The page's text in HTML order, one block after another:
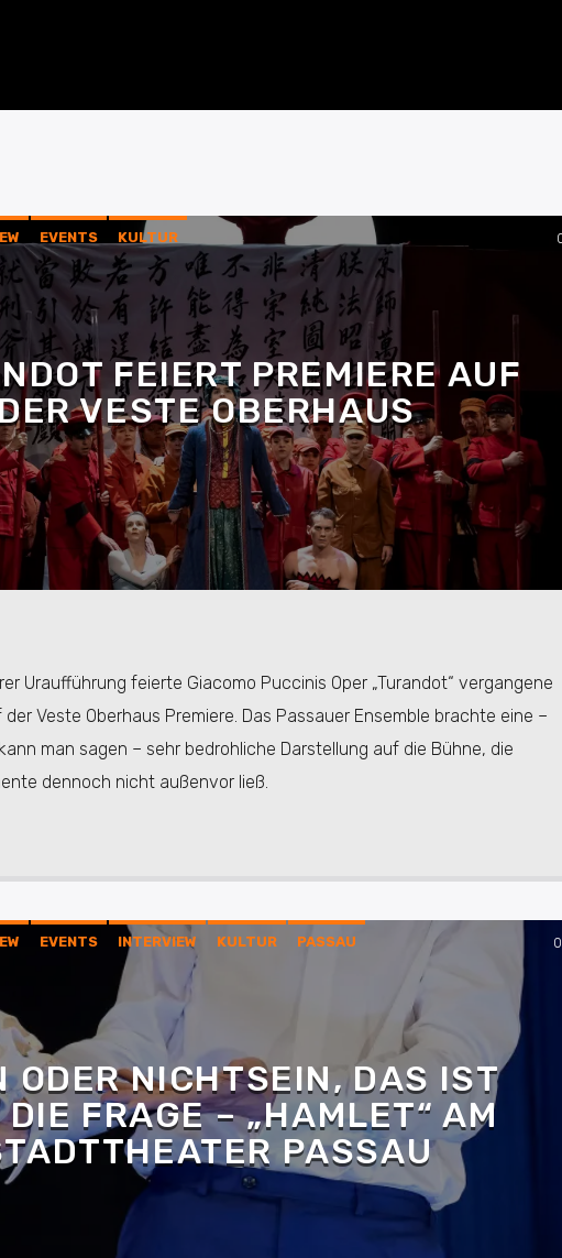
EVENTS KULTUR
FEIERT PREMIERE AUF
VESTE OBERHAUS
Uraufführung feierte Giacomo Puccinis Oper „Turandot“ vergangene
Veste Oberhaus Premiere. Das Passauer Ensemble brachte eine –
man sagen – sehr bedrohliche Darstellung auf die Bühne, die
dennoch nicht außenvor ließ.
EVENTS INTERVIEW KULTUR PASSAU 0
ODER NICHTSEIN, DAS IST
DIE FRAGE – „HAMLET“ AM
PASSAU